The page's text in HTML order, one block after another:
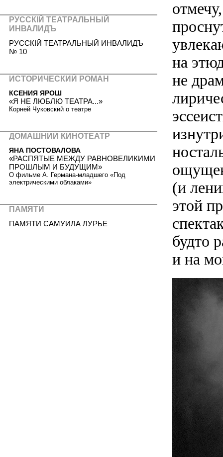
на
не
(и
этой
будто
и на
РУССКIЙ ТЕАТРАЛЬНЫЙ
ИНВАЛИДЪ
РУССКIЙ ТЕАТРАЛЬНЫЙ ИНВАЛИДЪ
№ 10
ИСТОРИЧЕСКИЙ РОМАН
КСЕНИЯ ЯРОШ
«Я НЕ ЛЮБЛЮ ТЕАТРА...»
Корней Чуковский о театре
ДОМАШНИЙ КИНОТЕАТР
ЯНА ПОСТОВАЛОВА
«РАСПЯТЫЕ МЕЖДУ РАВНОВЕЛИКИМИ
ПРОШЛЫМ И БУДУЩИМ»
О фильме А. Германа-младшего «Под
электрическими облаками»
ПАМЯТИ
ПАМЯТИ САМУИЛА ЛУРЬЕ